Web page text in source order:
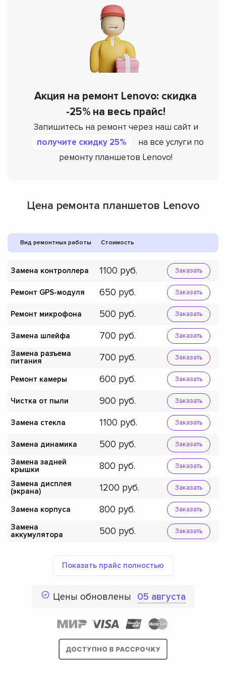
Акция на ремонт Lenovo: скидка
-25% на весь прайс!
Запишитесь на ремонт через наш сайт и
получите скидку 25%
на все услуги по
ремонту планшетов Lenovo!
Цена ремонта планшетов Lenovo
Вид ремонтных работы Стоимость
Замена контроллера 1100 Заказать
Ремонт GPS-модуля 650 Заказать
Ремонт микрофона 500 Заказать
Замена шлейфа 700 Заказать
Замена разъема
питания
700 Заказать
Ремонт камеры 600 Заказать
Чистка от пыли 900 Заказать
Замена стекла 1100 Заказать
Замена динамика 500 Заказать
Замена задней
крышки
800 Заказать
Замена дисплея
(экрана)
1200 Заказать
Замена корпуса 800 Заказать
Замена
аккумулятора
500 Заказать
Показать прайс полностью
Цены обновлены 05 августа